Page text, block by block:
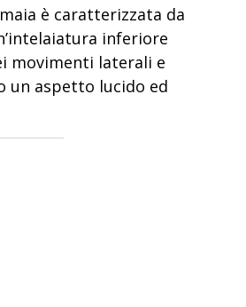
è caratterizzata da
inferiore
movimenti laterali e
un aspetto lucido ed